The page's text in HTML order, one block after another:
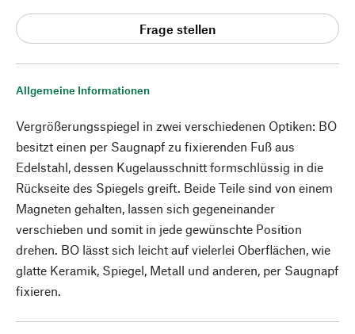
Allgemeine Informationen
Vergrößerungsspiegel in zwei verschiedenen Optiken: BO
besitzt einen per Saugnapf zu fixierenden Fuß aus
Edelstahl, dessen Kugelausschnitt formschlüssig in die
Rückseite des Spiegels greift. Beide Teile sind von einem
Magneten gehalten, lassen sich gegeneinander
verschieben und somit in jede gewünschte Position
drehen. BO lässt sich leicht auf vielerlei Oberflächen, wie
glatte Keramik, Spiegel, Metall und anderen, per Saugnapf
fixieren.
Frage stellen